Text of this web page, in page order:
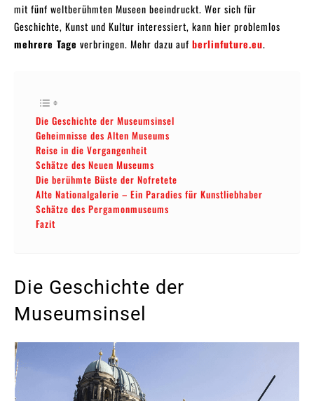
mit fünf weltberühmten Museen beeindruckt. Wer sich für
Geschichte, Kunst und Kultur interessiert, kann hier problemlos
mehrere Tage verbringen. Mehr dazu auf berlinfuture.eu.
Die Geschichte der Museumsinsel
Geheimnisse des Alten Museums
Reise in die Vergangenheit
Schätze des Neuen Museums
Die berühmte Büste der Nofretete
Alte Nationalgalerie – Ein Paradies für Kunstliebhaber
Schätze des Pergamonmuseums
Fazit
Die Geschichte der
Museumsinsel